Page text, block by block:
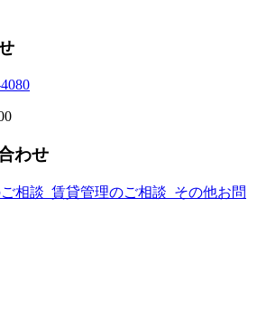
わせ
相談 賃貸管理のご相談 その他お問